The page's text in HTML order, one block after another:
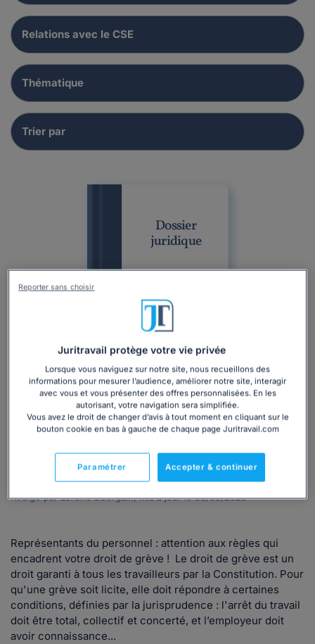
Dossier
juridique
Dossier CSE Droit du travail Délégué Syndical (DS)
Moyens du DS Relations collectives Gestion des absences
Grève Relations avec le CSE
Représentants du personnel (élus CSE,
délégués syndicaux) : exercez votre droit de
grève en toute légalité !
Rédigé par Lorène Bourgain, mis à jour le 09/09/2025
Représentants du personnel : attention aux règles qui
encadrent votre droit de grève ! Le droit de grève est un
droit garanti à tous les travailleurs par la Constitution. Pour
qu'une grève soit licite, elle doit répondre à certaines
conditions, définies par la jurisprudence : l'arrêt du travail
doit être total, collectif et concerté, et l’employeur doit
avoir connaissance...
Juritravail protège votre vie privée
Lorsque vous naviguez sur notre site, nous recueillons des
informations pour mesurer l’audience, améliorer notre site, interagir
avec vous et vous présenter des offres personnalisées. En les
autorisant, votre navigation sera simplifiée.
Vous avez le droit de changer d’avis à tout moment en cliquant sur le
bouton cookie en bas à gauche de chaque page Juritravail.com
Accepter & continuer
Paramétrer
Reporter sans choisir